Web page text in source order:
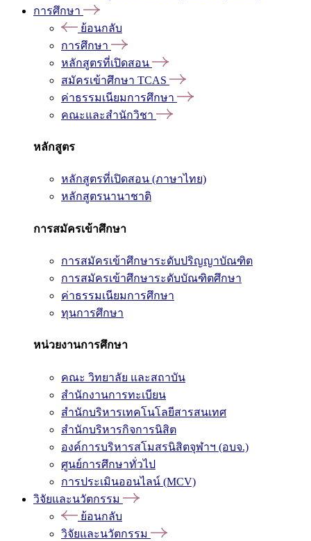
การศึกษา
ย้อนกลับ
การศึกษา
หลักสูตรที่เปิดสอน
สมัครเข้าศึกษา TCAS
ค่าธรรมเนียมการศึกษา
คณะและสำนักวิชา
หลักสูตร
หลักสูตรที่เปิดสอน (ภาษาไทย)
หลักสูตรนานาชาติ
การสมัครเข้าศึกษา
การสมัครเข้าศึกษาระดับปริญญาบัณฑิต
การสมัครเข้าศึกษาระดับบัณฑิตศึกษา
ค่าธรรมเนียมการศึกษา
ทุนการศึกษา
หน่วยงานการศึกษา
คณะ วิทยาลัย และสถาบัน
สำนักงานการทะเบียน
สำนักบริหารเทคโนโลยีสารสนเทศ
สำนักบริหารกิจการนิสิต
องค์การบริหารสโมสรนิสิตจุฬาฯ (อบจ.)
ศูนย์การศึกษาทั่วไป
การประเมินออนไลน์ (MCV)
วิจัยและนวัตกรรม
ย้อนกลับ
วิจัยและนวัตกรรม